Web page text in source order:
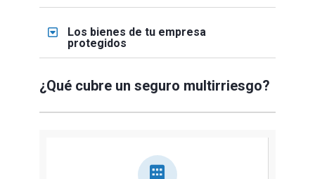
Los bienes de tu empresa
protegidos
¿Qué cubre un seguro multirriesgo?